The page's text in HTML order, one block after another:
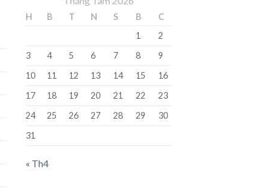
H B T N S B
C
1
2
3
4 5 6 7 8
9
10
11 12 13 14 15
16
17
18 19 20 21 22
23
24
25 26 27 28 29
30
31
« Th4